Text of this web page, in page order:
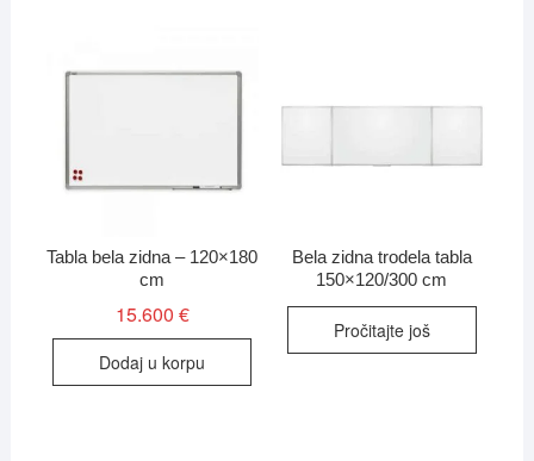
Tabla bela zidna – 120×180
cm
15.600 €
Dodaj u korpu
Bela zidna trodela tabla
150×120/300 cm
Pročitajte još